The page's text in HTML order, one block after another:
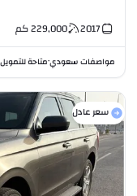
2017
229,000كم
مواصفات سعودي•متاحة للتمويل
سعر عادل